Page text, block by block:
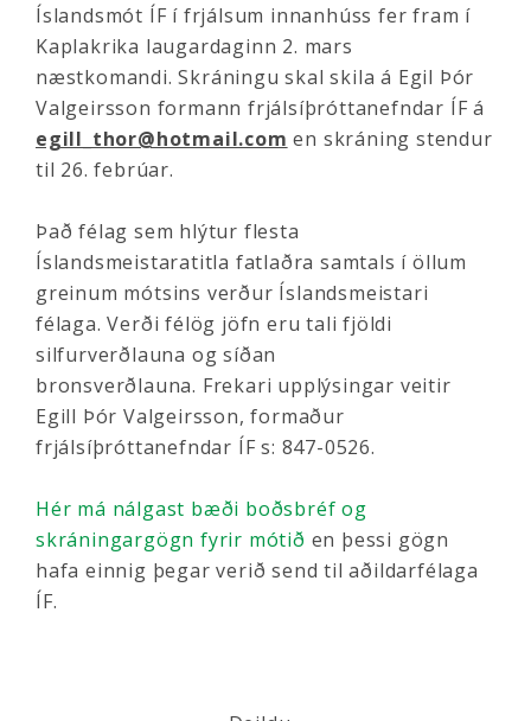
Íslandsmót ÍF í frjálsum innanhúss fer fram í
Kaplakrika laugardaginn 2. mars
næstkomandi. Skráningu skal skila á Egil Þór
Valgeirsson formann frjálsíþróttanefndar ÍF á
egill_thor@hotmail.com en skráning stendur
til 26. febrúar.
Það félag sem hlýtur flesta
Íslandsmeistaratitla fatlaðra samtals í öllum
greinum mótsins verður Íslandsmeistari
félaga. Verði félög jöfn eru tali fjöldi
silfurverðlauna og síðan
bronsverðlauna. Frekari upplýsingar veitir
Egill Þór Valgeirsson, formaður
frjálsíþróttanefndar ÍF s: 847-0526.
Hér má nálgast bæði boðsbréf og
skráningargögn fyrir mótið en þessi gögn
hafa einnig þegar verið send til aðildarfélaga
ÍF.